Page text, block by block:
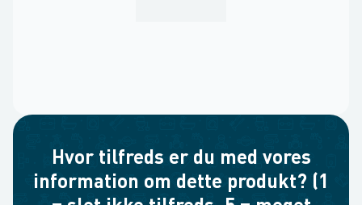
Hvor tilfreds er du med vores
information om dette produkt? (1